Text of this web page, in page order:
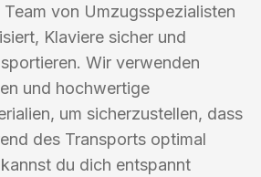
Team von Umzugsspezialisten
Klaviere sicher und
Wir verwenden
und hochwertige
um sicherzustellen, dass
des Transports optimal
du dich entspannt